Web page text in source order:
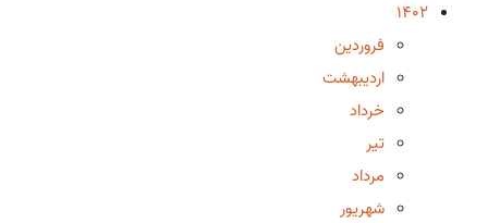
1402
فروردین
اردیبهشت
خرداد
تیر
مرداد
شهریور